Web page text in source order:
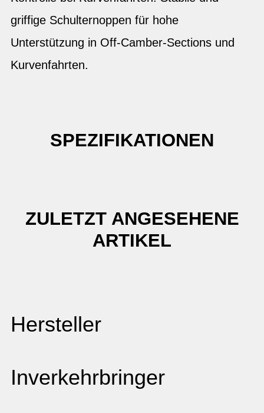
griffige Schulternoppen für hohe
Unterstützung in Off-Camber-Sections und
Kurvenfahrten.
SPEZIFIKATIONEN
ZULETZT ANGESEHENE
ARTIKEL
Hersteller
Inverkehrbringer